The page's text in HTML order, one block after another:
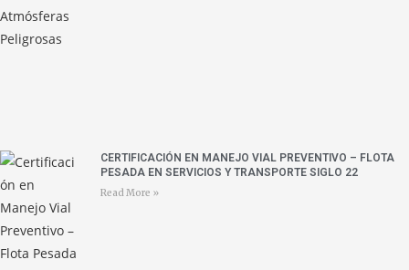
CERTIFICACIÓN EN MANEJO VIAL PREVENTIVO – FLOTA
PESADA EN SERVICIOS Y TRANSPORTE SIGLO 22
Read More »